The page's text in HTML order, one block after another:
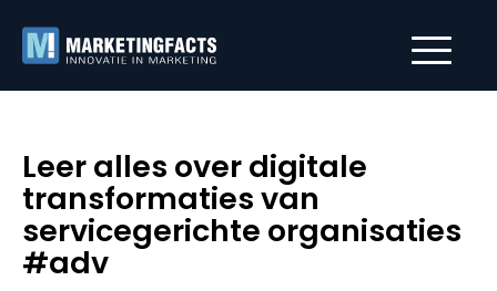
Leer alles over digitale
transformaties van
servicegerichte organisaties
#adv